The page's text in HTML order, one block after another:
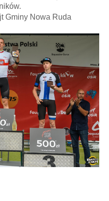
Gminy Nowa Ruda